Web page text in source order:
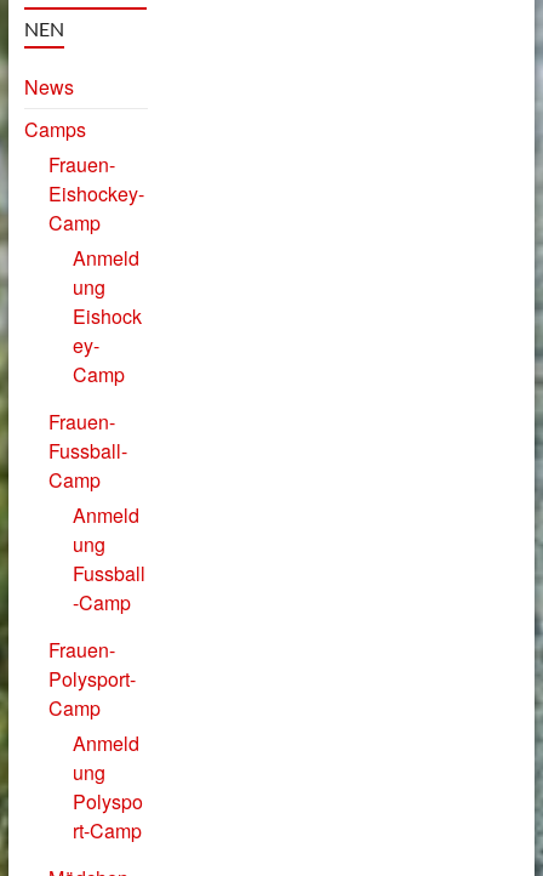
NEN
News
Camps
Frauen-
Eishockey-
Camp
Anmeld
ung
Eishock
ey-
Camp
Frauen-
Fussball-
Camp
Anmeld
ung
Fussball
-Camp
Frauen-
Polysport-
Camp
Anmeld
ung
Polyspo
rt-Camp